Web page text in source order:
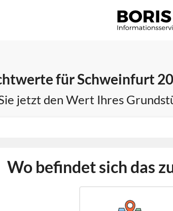
für Schweinfurt
jetzt den Wert Ihres
Wo befindet sich das